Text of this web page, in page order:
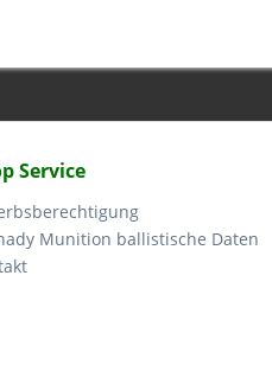
Service
Munition ballistische Daten